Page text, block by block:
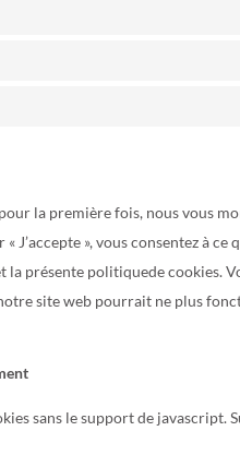
la première fois, nous vous
J’accepte », vous consentez à
présente politiquede cookies.
site web pourrait ne plus
sans le support de javascript.